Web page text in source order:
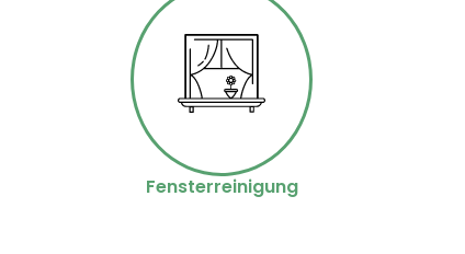
Fensterreinigung